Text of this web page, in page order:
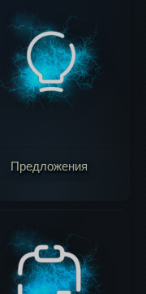
Предложения